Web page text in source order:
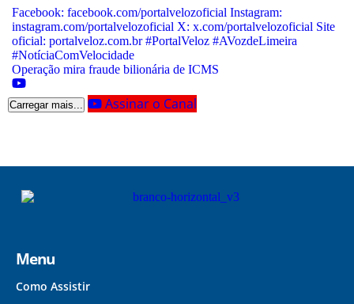
Operação mira fraude bilionária de ICMS
Carregar mais... Assinar o Canal
Menu
Como Assistir